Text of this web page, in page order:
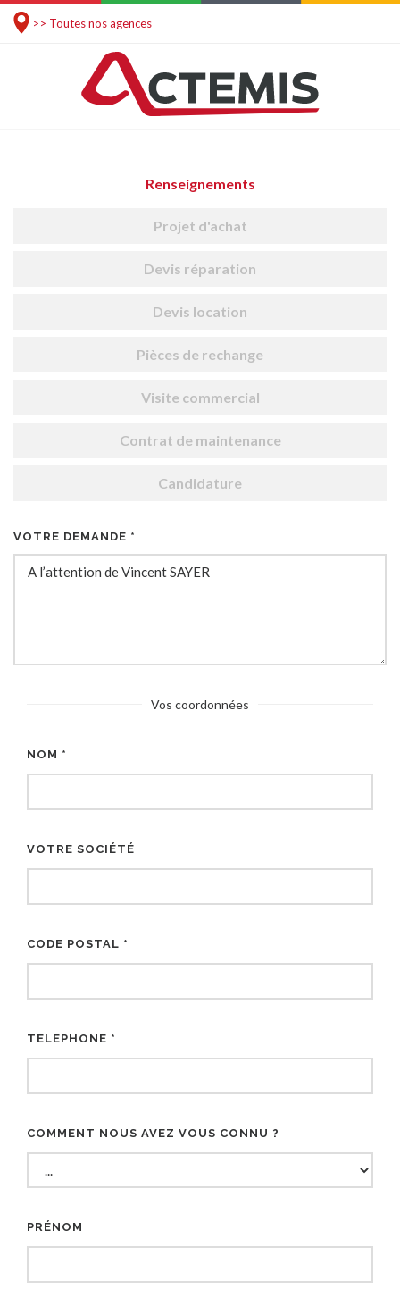
>> Toutes nos agences
Renseignements
Projet d'achat
Devis réparation
Devis location
Pièces de rechange
Visite commercial
Contrat de maintenance
Candidature
VOTRE DEMANDE *
Vos coordonnées
NOM *
VOTRE SOCIÉTÉ
CODE POSTAL *
TELEPHONE *
COMMENT NOUS AVEZ VOUS CONNU ?
PRÉNOM